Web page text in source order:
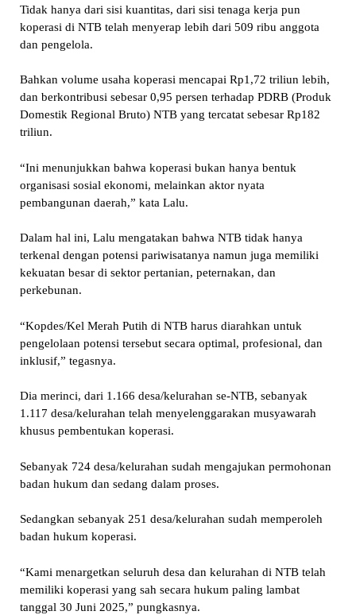
Tidak hanya dari sisi kuantitas, dari sisi tenaga kerja pun
koperasi di NTB telah menyerap lebih dari 509 ribu anggota
dan pengelola.
Bahkan volume usaha koperasi mencapai Rp1,72 triliun lebih,
dan berkontribusi sebesar 0,95 persen terhadap PDRB (Produk
Domestik Regional Bruto) NTB yang tercatat sebesar Rp182
triliun.
“Ini menunjukkan bahwa koperasi bukan hanya bentuk
organisasi sosial ekonomi, melainkan aktor nyata
pembangunan daerah,” kata Lalu.
Dalam hal ini, Lalu mengatakan bahwa NTB tidak hanya
terkenal dengan potensi pariwisatanya namun juga memiliki
kekuatan besar di sektor pertanian, peternakan, dan
perkebunan.
“Kopdes/Kel Merah Putih di NTB harus diarahkan untuk
pengelolaan potensi tersebut secara optimal, profesional, dan
inklusif,” tegasnya.
Dia merinci, dari 1.166 desa/kelurahan se-NTB, sebanyak
1.117 desa/kelurahan telah menyelenggarakan musyawarah
khusus pembentukan koperasi.
Sebanyak 724 desa/kelurahan sudah mengajukan permohonan
badan hukum dan sedang dalam proses.
Sedangkan sebanyak 251 desa/kelurahan sudah memperoleh
badan hukum koperasi.
“Kami menargetkan seluruh desa dan kelurahan di NTB telah
memiliki koperasi yang sah secara hukum paling lambat
tanggal 30 Juni 2025,” pungkasnya.